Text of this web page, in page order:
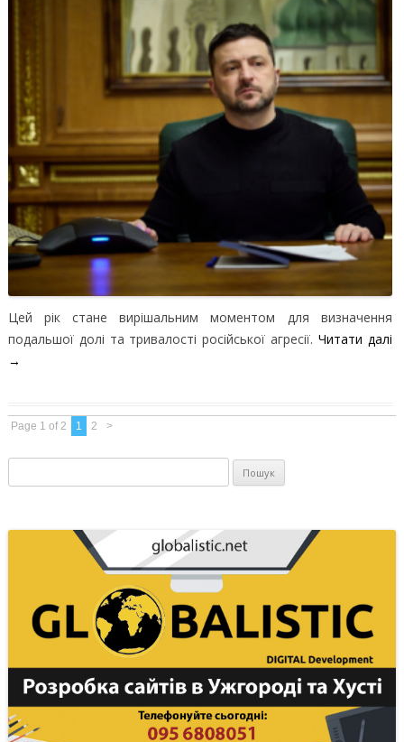
Цей рік стане вирішальним моментом для визначення
подальшої долі та тривалості російської агресії. Читати далі
→
Page 1 of 2 1 2 >